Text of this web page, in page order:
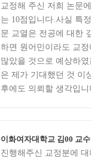
교정해 주신 저희 논문
는 10점입니다.사실 특
문 교열은 전공에 대한
하면 원어민이라도 교정
많았을 것으로 예상하
은 제가 기대했던 것 이
후에도 의뢰할 생각입니
이화여자대학교 김00 교수
진행해주신 교정분에